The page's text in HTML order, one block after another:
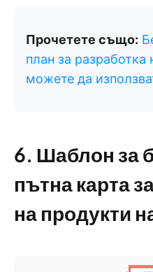
Прочетете също:
план за разработка
можете да
6. Шаблон за
пътна карта
на продукти